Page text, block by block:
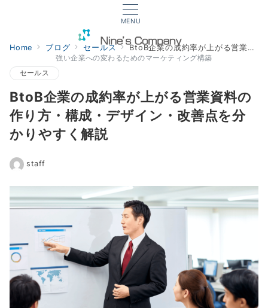
MENU
強い企業への変わるためのマーケティング構築
Home ブログ セールス BtoB企業の成約率が上がる営業資料の作り方・構成・デザイン・改善点を分かりやすく解説
セールス
BtoB企業の成約率が上がる営業資料の
作り方・構成・デザイン・改善点を分
かりやすく解説
staff